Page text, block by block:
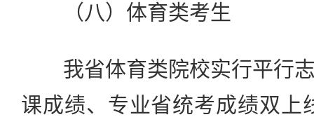
（八）体育类考生
我省体育类院校实行平行志
课成绩、专业省统考成绩双上